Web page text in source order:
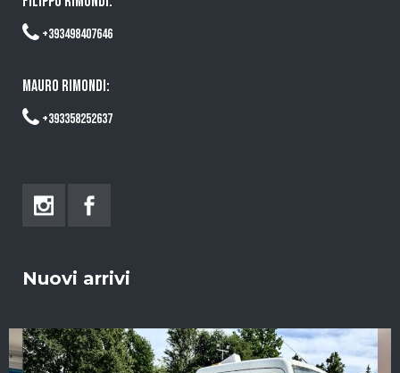
+393498407646
MAURO RIMONDI:
+393358252637
Nuovi arrivi